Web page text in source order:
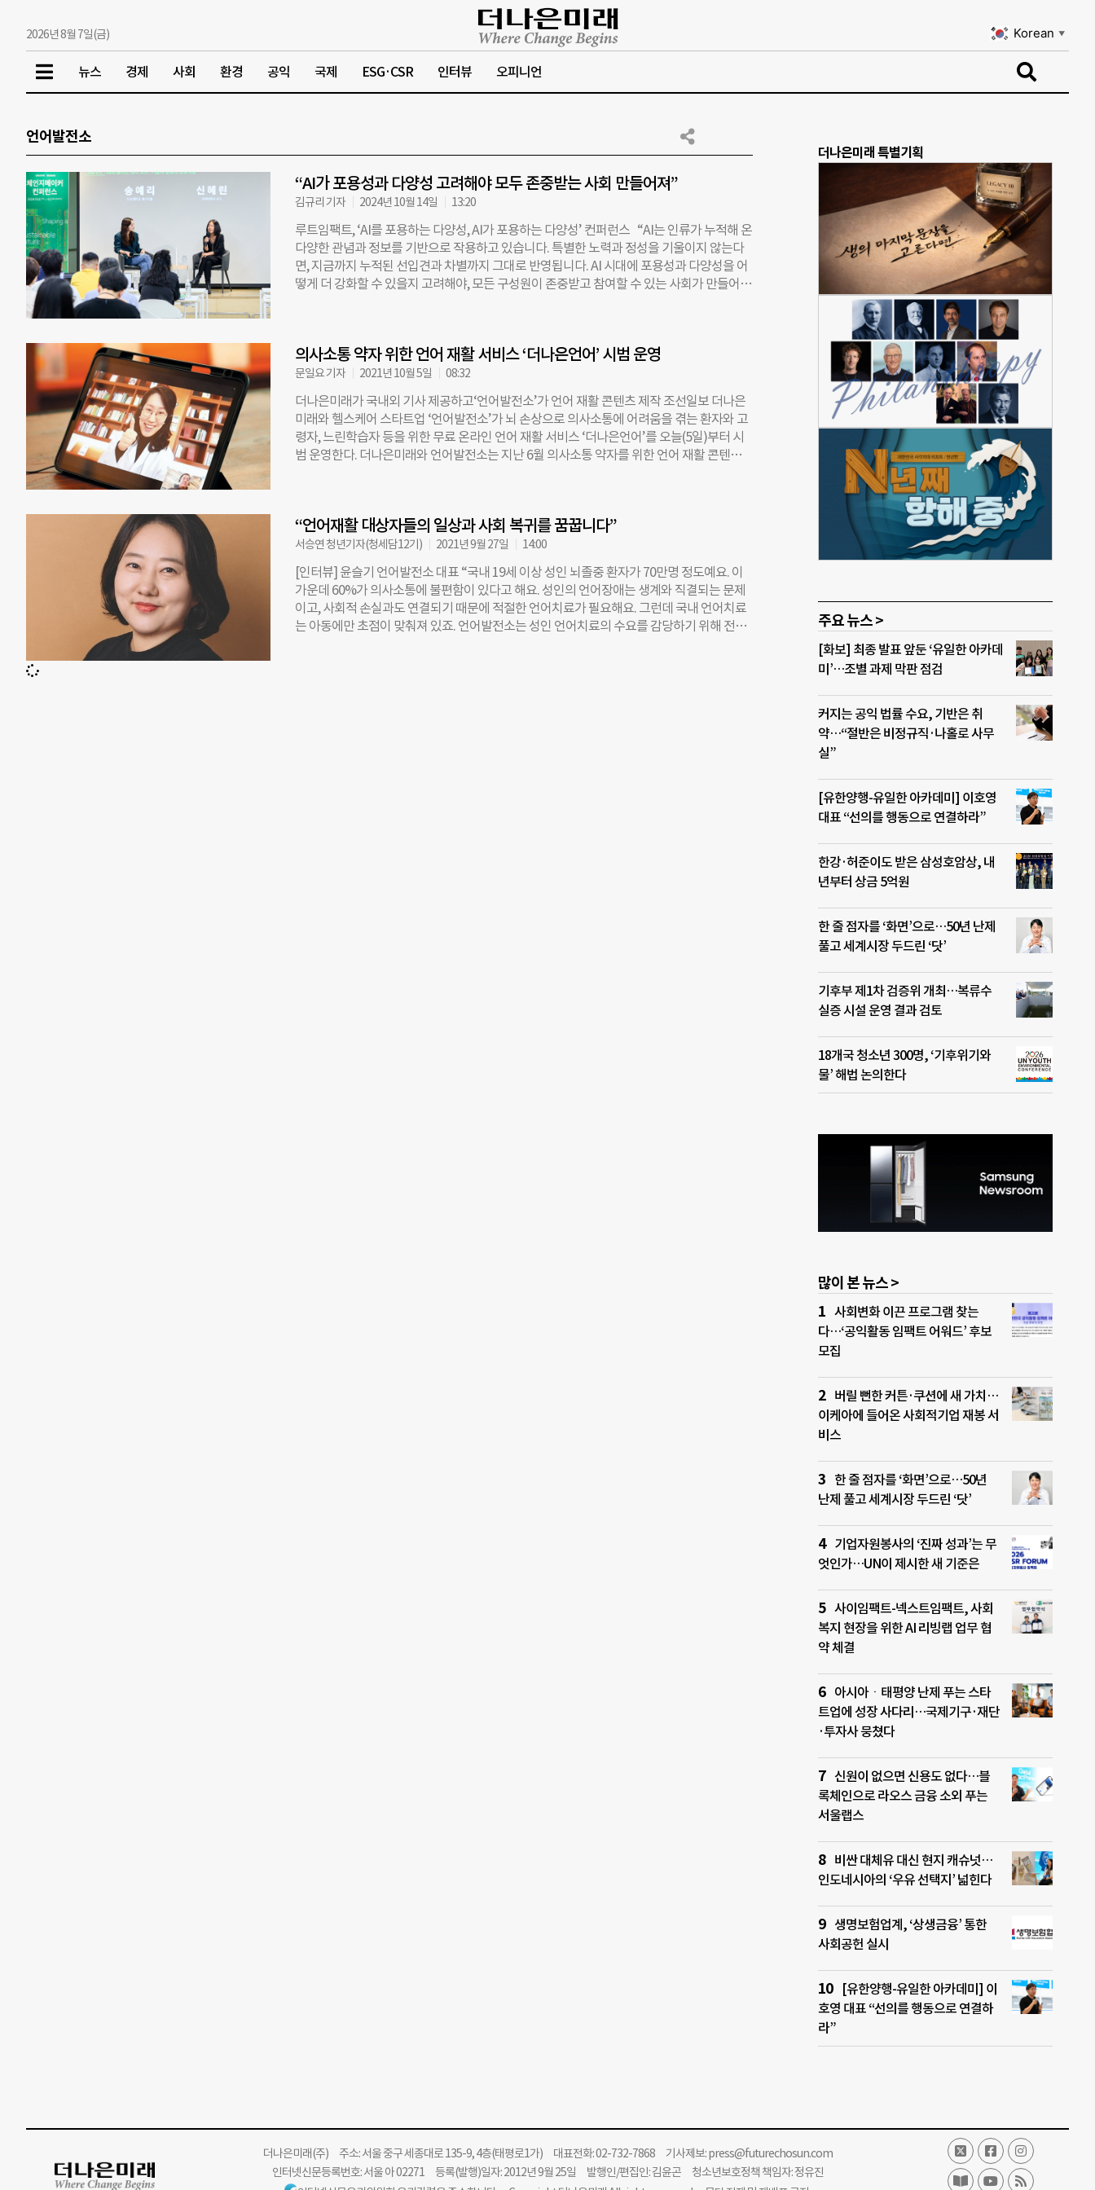
2026년 8월 7일(금) Korean ▼
뉴스 경제 사회 환경 공익 국제 ESG·CSR 인터뷰 오피니언
언어발전소
“AI가 포용성과 다양성 고려해야 모두 존중받는 사회 만들어져”
김규리 기자 2024년 10월 14일 13:20
루트임팩트, ‘AI를 포용하는 다양성, AI가 포용하는 다양성’ 컨퍼런스 “AI는 인류가 누적해 온
다양한 관념과 정보를 기반으로 작용하고 있습니다. 특별한 노력과 정성을 기울이지 않는다
면, 지금까지 누적된 선입견과 차별까지 그대로 반영됩니다. AI 시대에 포용성과 다양성을 어
떻게 더 강화할 수 있을지 고려해야, 모든 구성원이 존중받고 참여할 수 있는 사회가 만들어집
조했다. 이번 행사는 비영리 사단법인 루트임팩트와 성동문화재단이 8일부터 13일까지 개최
한 ‘체인지메이커 컨퍼런스’의 마지막 컨퍼런스다. 행사에는 사회 다양성 및 포용적 시각에
관심이 있는 50여 명이 참석했다. 이날 ‘AI가 포용하는 미래:의사소통 장애와 언어재활’을 주
제로 기조연설을 맡은 윤슬기 언어발전소 대표는 “미래 AI 기술은 중증 의사소통 장애인, 발
달 지연 아동 등 의사소통 약자와 치료사, 보호자도 포용할 수 있어야 한다”고 강조했다. 2020
년 2월에 설립된 언어발전소는 ‘비대면 언어 재활 플랫폼’으로, 전국에 있는 언어재활사와 환
자를 온라인으로 연결해 언어재활 접근성이 낮은 의료 시스템을 보완한다. 언어발전소는 최
연세대 사회학과 박사과정에 재학중인 송예리씨가 진행을 맡아 신혜린 고려대학교 교수와
‘AI에 숨겨진 젠더 코드:기술과 문화의 상호작용’을 주제로 이야기를 나눴다.
의사소통 약자 위한 언어 재활 서비스 ‘더나은언어’ 시범 운영
문일요 기자 2021년 10월 5일 08:32
더나은미래가 국내외 기사 제공하고‘언어발전소’가 언어 재활 콘텐츠 제작 조선일보 더나은
미래와 헬스케어 스타트업 ‘언어발전소’가 뇌 손상으로 의사소통에 어려움을 겪는 환자와 고
령자, 느린학습자 등을 위한 무료 온라인 언어 재활 서비스 ‘더나은언어’를 오늘(5일)부터 시
범 운영한다. 더나은미래와 언어발전소는 지난 6월 의사소통 약자를 위한 언어 재활 콘텐츠
프 ▲인터뷰·대화문 등 세 분야로 나뉘어 서비스된다. 학습자가 분야별로 탑재된 기사를 클
릭하면 기사 내용과 함께 언어 이해·표현·인지 등 다양한 영역을 고루 학습할 수 있는 문제가
나온다. 본문을 읽고 ‘사실적 정보와 추론적 질문에 답하기’ ‘경험과 생각 정리해 표현하기’
‘내용 재구성해 요약하기’ 등에 답하면서 언어 재활 훈련을 할 수 있다. 문제 풀이가 끝난 후에
는 결과 화면에서 정확도, 걸린 시간 등의 수행도와 오답 항목도 확인할 수 있다. 주요 서비스
대상은 의사소통 장애 정도가 경미한 성인 환자와 고령자들이다. 이 밖에 경계선지능 청소년,
기사를 통해 한국어를 학습하고자 하는 다문화 가족이나 유학생도 도움받을 수 있다. 더나은
“언어재활 대상자들의 일상과 사회 복귀를 꿈꿉니다”
서승연 청년기자(청세담12기) 2021년 9월 27일 14:00
[인터뷰] 윤슬기 언어발전소 대표 “국내 19세 이상 성인 뇌졸중 환자가 70만명 정도예요. 이
가운데 60%가 의사소통에 불편함이 있다고 해요. 성인의 언어장애는 생계와 직결되는 문제
이고, 사회적 손실과도 연결되기 때문에 적절한 언어치료가 필요해요. 그런데 국내 언어치료
는 아동에만 초점이 맞춰져 있죠. 언어발전소는 성인 언어치료의 수요를 감당하기 위해 전통
더나은미래 특별기획
주요 뉴스 >
[화보] 최종 발표 앞둔 ‘유일한 아카데
미’…조별 과제 막판 점검
커지는 공익 법률 수요, 기반은 취
약…“절반은 비정규직·나홀로 사무
실”
[유한양행-유일한 아카데미] 이호영
대표 “선의를 행동으로 연결하라”
한강·허준이도 받은 삼성호암상, 내
년부터 상금 5억원
한 줄 점자를 ‘화면’으로…50년 난제
풀고 세계시장 두드린 ‘닷’
기후부 제1차 검증위 개최…복류수
실증 시설 운영 결과 검토
18개국 청소년 300명, ‘기후위기와
물’ 해법 논의한다
많이 본 뉴스 >
사회변화 이끈 프로그램 찾는
다…‘공익활동 임팩트 어워드’ 후보
모집
버릴 뻔한 커튼·쿠션에 새 가치…
이케아에 들어온 사회적기업 재봉 서
비스
한 줄 점자를 ‘화면’으로…50년
난제 풀고 세계시장 두드린 ‘닷’
기업자원봉사의 ‘진짜 성과’는 무
엇인가…UN이 제시한 새 기준은
사이임팩트-넥스트임팩트, 사회
복지 현장을 위한 AI 리빙랩 업무 협
약 체결
아시아ㆍ태평양 난제 푸는 스타
트업에 성장 사다리…국제기구·재단
·투자사 뭉쳤다
신원이 없으면 신용도 없다…블
록체인으로 라오스 금융 소외 푸는
서울랩스
비싼 대체유 대신 현지 캐슈넛…
인도네시아의 ‘우유 선택지’ 넓힌다
생명보험업계, ‘상생금융’ 통한
사회공헌 실시
[유한양행-유일한 아카데미] 이
호영 대표 “선의를 행동으로 연결하
라”
더나은미래(주)주소: 서울 중구 세종대로 135-9, 4층(태평로1가) 대표전화: 02-732-7868 기사제보:press@futurechosun.com
인터넷신문등록번호: 서울 아 02271 등록(발행)일자: 2012년 9월 25일 발행인/편집인: 김윤곤 청소년보호정책 책임자: 정유진